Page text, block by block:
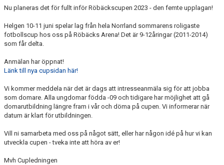
RÖBÄCKS ARENA
Nu planeras det för fullt inför Röbäckscupen 2023 - den femte upplagan!
Helgen 10-11 juni spelar lag från hela Norrland sommarens roligaste
fotbollscup hos oss på Röbäcks Arena! Det är 9-12åringar (2011-2014)
som får delta.
Anmälan har öppnat!
Länk till nya cupsidan här!
Vi kommer meddela när det är dags att intresseanmäla sig för att jobba
som domare. Alla ungdomar födda -09 och tidigare har möjlighet att gå
domarutbildning längre fram i vår och döma på cupen. Vi informerar när
datum är klart för utbildningen.
Vill ni samarbeta med oss på något sätt, eller har någon idé på hur vi kan
utveckla cupen - tveka inte att höra av er!
Mvh Cupledningen